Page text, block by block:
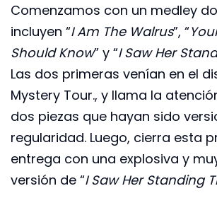
Comenzamos con un medley
incluyen “I Am The Walrus”, “
Should Know” y “I Saw Her
Las dos primeras venían en el
Mystery Tour., y llama la
dos piezas que hayan sido
regularidad. Luego, cierra esta
entrega con una explosiva y
versión de “I Saw Her Standing